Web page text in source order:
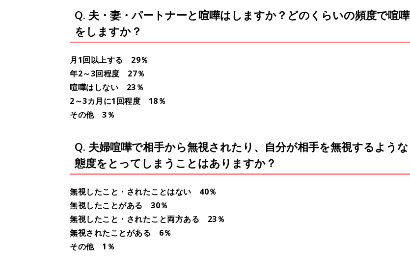
M
t
Q. 夫・妻・パートナーと喧嘩はしますか？どのくらいの頻度で喧嘩
をしますか？
月1回以上する 29％
年2～3回程度 27％
喧嘩はしない 23％
2～3カ月に1回程度 18％
その他 3％
Q. 夫婦喧嘩で相手から無視されたり、自分が相手を無視するような
態度をとってしまうことはありますか？
無視したこと・されたことはない 40％
無視したことがある 30％
無視したこと・されたこと両方ある 23％
無視されたことがある 6％
その他 1％